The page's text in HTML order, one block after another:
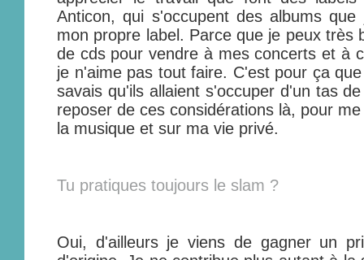
Anticon, qui s'occupent des albums
mon propre label. Parce que je peux très
de cds pour vendre à mes concerts et à
je n'aime pas tout faire. C'est pour ça
savais qu'ils allaient s'occuper d'un tas
reposer de ces considérations là, pour
la musique et sur ma vie privé.
Tu pratiques toujours le slam ?
Oui, d'ailleurs je viens de gagner un